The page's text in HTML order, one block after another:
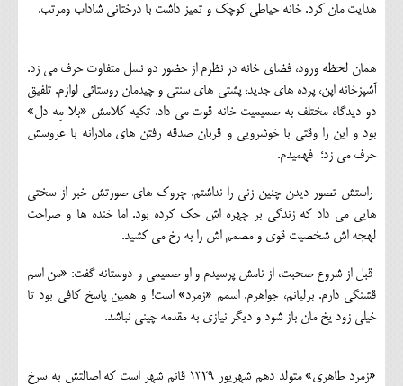
هدایت مان کرد. خانه حیاطی کوچک و تمیز داشت با درختانی شاداب ومرتب.
همان لحظه ورود، فضای خانه در نظرم از حضور دو نسل متفاوت حرف می زد.
آشپزخانه اپن، پرده های جدید، پشتی های سنتی و چیدمان روستائی لوازم. تلفیق
دو دیدگاه مختلف به صمیمیت خانه قوت می داد. تکیه کلامش «بلا مِه دل»
بود و این را وقتی با خوشرویی و قربان صدقه رفتن های مادرانه با عروسش
حرف می زد؛ فهمیدم.
راستش تصور دیدن چنین زنی را نداشتم. چروک های صورتش خبر از سختی
هایی می داد که زندگی بر چهره اش حک کرده بود. اما خنده ها و صراحت
لهجه اش شخصیت قوی و مصمم اش را به رخ می کشید.
قبل از شروع صحبت، از نامش پرسیدم و او صمیمی و دوستانه گفت: «من اسم
قشنگی دارم. برلیانم، جواهرم. اسمم «زمرد» است! و همین پاسخ کافی بود تا
خیلی زود یخ مان باز شود و دیگر نیازی به مقدمه چینی نباشد.
«زمرد طاهری» متولد دهم شهریور 1329 قائم شهر است که اصالتش به سرخ